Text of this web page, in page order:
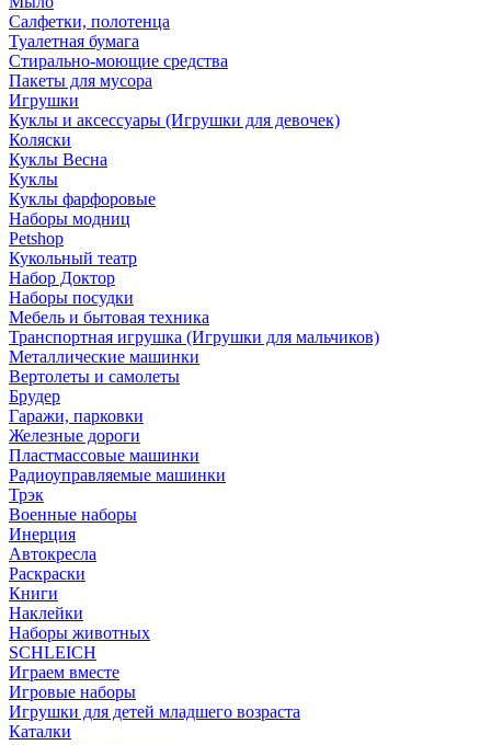
Салфетки, полотенца
Туалетная бумага
Стирально-моющие средства
Пакеты для мусора
Игрушки
Куклы и аксессуары (Игрушки для девочек)
Коляски
Куклы Весна
Куклы
Куклы фарфоровые
Наборы модниц
Petshop
Кукольный театр
Набор Доктор
Наборы посудки
Мебель и бытовая техника
Транспортная игрушка (Игрушки для мальчиков)
Металлические машинки
Вертолеты и самолеты
Брудер
Гаражи, парковки
Железные дороги
Пластмассовые машинки
Радиоуправляемые машинки
Трэк
Военные наборы
Инерция
Автокресла
Раскраски
Книги
Наклейки
Наборы животных
SCHLEICH
Играем вместе
Игровые наборы
Игрушки для детей младшего возраста
Каталки